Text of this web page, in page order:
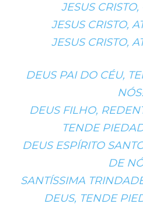
JESUS
JESUS CRISTO,
JESUS CRISTO,
DEUS PAI DO CÉU,
DEUS FILHO,
TENDE
DEUS ESPÍRITO
DE
SANTÍSSIMA
DEUS, TENDE